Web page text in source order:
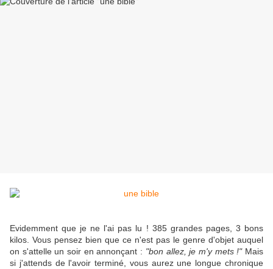
Evidemment que je ne l'ai pas lu ! 385 grandes pages, 3 bons
kilos. Vous pensez bien que ce n'est pas le genre d'objet auquel
on s'attelle un soir en annonçant : "bon allez, je m'y mets !"Mais
si j'attends de l'avoir terminé, vous aurez une longue chronique